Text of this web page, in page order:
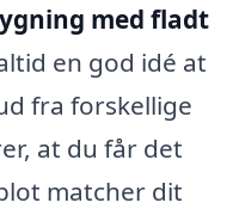
med fladt
en god idé at
fra forskellige
at du får det
matcher dit